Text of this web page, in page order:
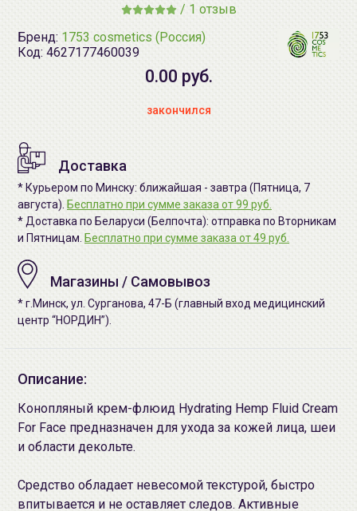
/ 1 отзыв
Бренд: 1753 cosmetics (Россия)
Код: 4627177460039
0.00 руб.
закончился
Доставка
* Курьером по Минску: ближайшая - завтра (Пятница, 7
августа). Бесплатно при сумме заказа от 99 руб.
* Доставка по Беларуси (Белпочта): отправка по Вторникам
и Пятницам. Бесплатно при сумме заказа от 49 руб.
Магазины / Самовывоз
* г.Минск, ул. Сурганова, 47-Б (главный вход медицинский
центр “НОРДИН”).
Описание:
Конопляный крем-флюид Hydrating Hemp Fluid Cream
For Face предназначен для ухода за кожей лица, шеи
и области декольте.
Средство обладает невесомой текстурой, быстро
впитывается и не оставляет следов. Активные